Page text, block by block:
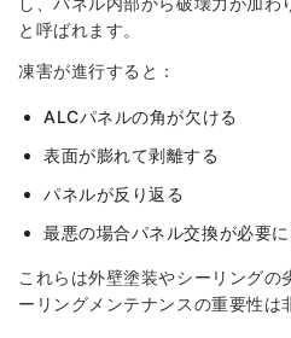
と呼ばれます。
凍害が進行すると：
ALCパネルの角が欠ける
表面が膨れて剥離する
パネルが反り返る
最悪の場合パネル交換が必要に
これらは外壁塗装やシーリングの
ーリングメンテナンスの重要性は